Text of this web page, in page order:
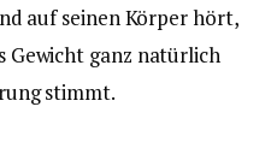
auf seinen Körper hört,
Gewicht ganz natürlich
stimmt.